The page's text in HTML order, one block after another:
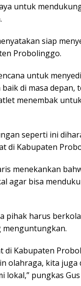
untuk
siap
Probolinggo.
untuk
di masa depan,
menembak
seperti ini
di Kabupaten
menekankan
agar bisa
pihak harus
menguntungkan.
di Kabupaten
olahraga, kita
lokal,” pungkas